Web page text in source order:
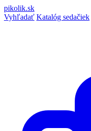
pikolik.sk
Vyhľadať Katalóg sedačiek